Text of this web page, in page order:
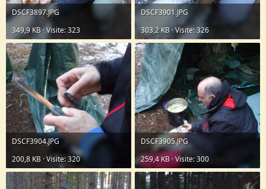
DSCF3897.JPG
349,9 KB · Visite: 323
DSCF3901.JPG
303,2 KB · Visite: 326
DSCF3904.JPG
200,8 KB · Visite: 320
DSCF3905.JPG
259,4 KB · Visite: 300